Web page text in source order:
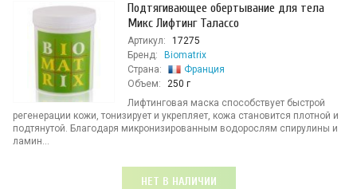
Подтягивающее обертывание для тела
Микс Лифтинг Талассо
Артикул:
17275
Бренд:
Biomatrix
Страна:
Франция
Объем:
250 г
Лифтинговая маска способствует быстрой
регенерации кожи, тонизирует и укрепляет, кожа становится плотной и
подтянутой. Благодаря микронизированным водорослям спирулины и
ламин...
НЕТ В НАЛИЧИИ